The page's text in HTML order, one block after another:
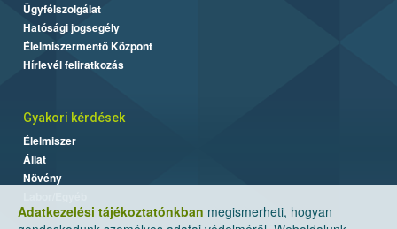
Adatkezelési tájékoztatónkban megismerheti, hogyan
Ügyfélszolgálat
Hatósági jogsegély
Élelmiszermentő Központ
Hírlevél feliratkozás
Gyakori kérdések
Élelmiszer
Állat
Növény